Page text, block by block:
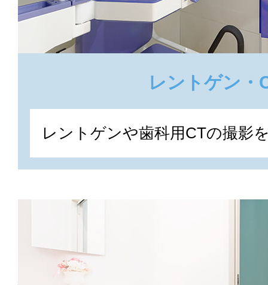
レントゲン・
レントゲンや歯科用CTの撮影